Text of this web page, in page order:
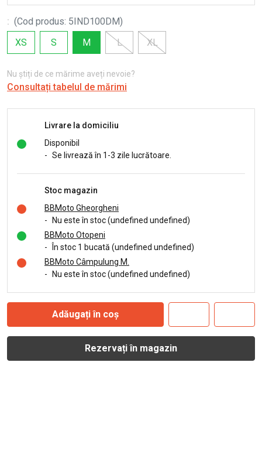
: (Cod produs: 5IND100DM)
XS
S M L XL
Nu știți de ce mărime aveți nevoie?
Consultați tabelul de mărimi
Livrare la domiciliu
Disponibil
- Se livrează în 1-3 zile lucrătoare.
Stoc magazin
BBMoto Gheorgheni
-
Nu este în stoc (undefined undefined)
BBMoto Otopeni
-
În stoc 1 bucată (undefined undefined)
BBMoto Câmpulung M.
-
Nu este în stoc (undefined undefined)
Adăugați în coș
Rezervați în magazin